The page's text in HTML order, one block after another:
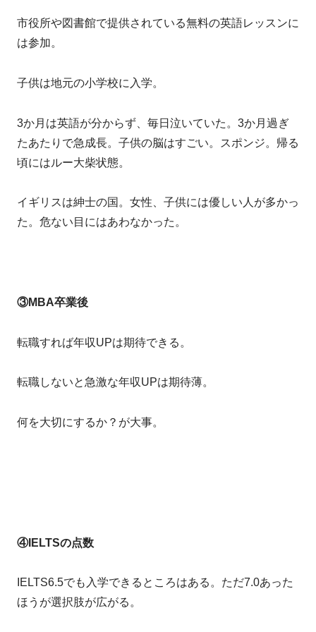
市役所や図書館で提供されている無料の英語レッスンに
は参加。
子供は地元の小学校に入学。
3か月は英語が分からず、毎日泣いていた。3か月過ぎ
たあたりで急成長。子供の脳はすごい。スポンジ。帰る
頃にはルー大柴状態。
イギリスは紳士の国。女性、子供には優しい人が多かっ
た。危ない目にはあわなかった。
③MBA卒業後
転職すれば年収UPは期待できる。
転職しないと急激な年収UPは期待薄。
何を大切にするか？が大事。
④IELTSの点数
IELTS6.5でも入学できるところはある。ただ7.0あった
ほうが選択肢が広がる。